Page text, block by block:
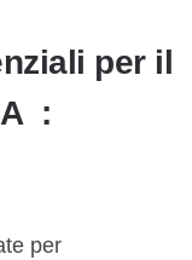
per il
:
per